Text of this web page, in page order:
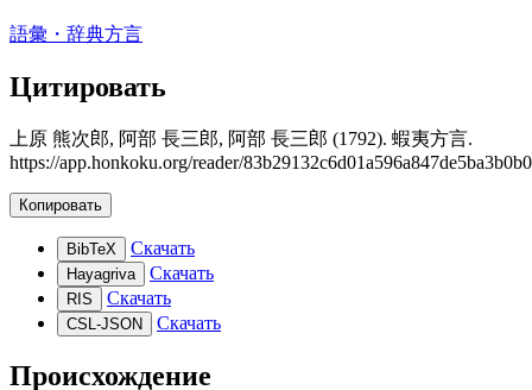
語彙・辞典方言
Цитировать
上原 熊次郎, 阿部 長三郎, 阿部 長三郎 (1792). 蝦夷方言.
https://app.honkoku.org/reader/
Копировать
BibTeX Скачать
Hayagriva Скачать
RIS Скачать
CSL-JSON Скачать
Происхождение